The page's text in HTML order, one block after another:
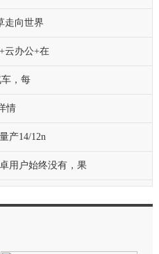
走向世界
云办公+在
车，每
情
产14/12n
用户始终没有，果